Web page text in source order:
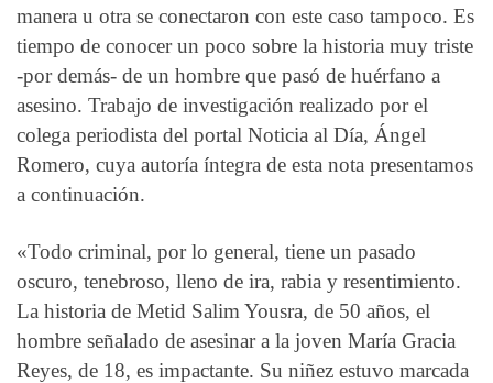
manera u otra se conectaron con este caso tampoco. Es
tiempo de conocer un poco sobre la historia muy triste
-por demás- de un hombre que pasó de huérfano a
asesino. Trabajo de investigación realizado por el
colega periodista del portal Noticia al Día, Ángel
Romero, cuya autoría íntegra de esta nota presentamos
a continuación.
«Todo criminal, por lo general, tiene un pasado
oscuro, tenebroso, lleno de ira, rabia y resentimiento.
La historia de Metid Salim Yousra, de 50 años, el
hombre señalado de asesinar a la joven María Gracia
Reyes, de 18, es impactante. Su niñez estuvo marcada